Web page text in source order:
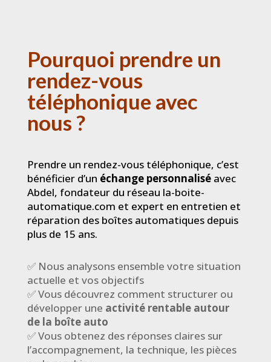
Pourquoi prendre un
rendez-vous
téléphonique avec
nous ?
Prendre un rendez-vous téléphonique, c’est
bénéficier d’un échange personnaliséavec
Abdel, fondateur du réseau la-boite-
automatique.com et expert en entretien et
réparation des boîtes automatiques depuis
plus de 15 ans.
✅ Nous analysons ensemble votre situation
actuelle et vos objectifs
✅ Vous découvrez comment structurer ou
développer une activité rentable autour
de la boîte auto
✅ Vous obtenez des réponses claires sur
l’accompagnement, la technique, les pièces